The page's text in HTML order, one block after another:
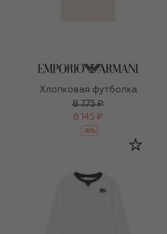
Хлопковая футболка
8 775 ₽
6 145 ₽
-30%